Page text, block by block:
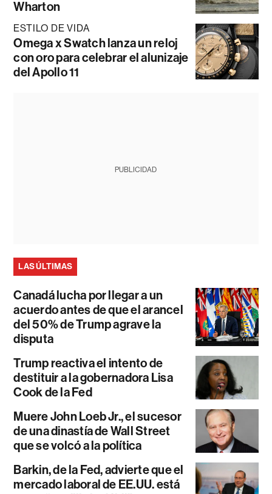
Wharton
ESTILO DE VIDA
Omega x Swatch lanza un reloj
con oro para celebrar el alunizaje
del Apollo 11
PUBLICIDAD
LAS ÚLTIMAS
Canadá lucha por llegar a un
acuerdo antes de que el arancel
del 50% de Trump agrave la
disputa
Trump reactiva el intento de
destituir a la gobernadora Lisa
Cook de la Fed
Muere John Loeb Jr., el sucesor
de una dinastía de Wall Street
que se volcó a la política
Barkin, de la Fed, advierte que el
mercado laboral de EE.UU. está